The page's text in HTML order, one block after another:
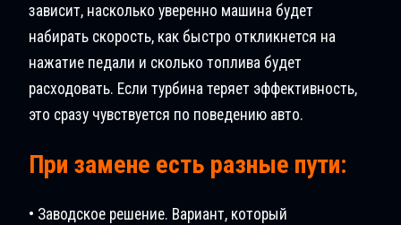
зависит, насколько уверенно машина будет
набирать скорость, как быстро откликнется на
нажатие педали и сколько топлива будет
расходовать. Если турбина теряет эффективность,
это сразу чувствуется по поведению авто.
При замене есть разные пути:
• Заводское решение. Вариант, который